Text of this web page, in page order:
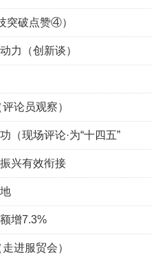
突破点赞④）
力（创新谈）
论员观察）
（现场评论·为“十四五”
兴有效衔接
增7.3%
进服贸会）